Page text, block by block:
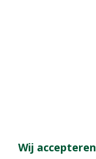
Wij accepteren